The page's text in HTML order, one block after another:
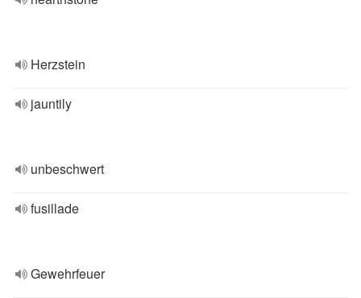
Herzstein
jauntily
unbeschwert
fusillade
Gewehrfeuer